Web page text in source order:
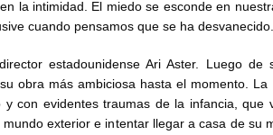
la intimidad. El miedo se esconde en
cuando pensamos que se ha desvanecido.
estadounidense Ari Aster. Luego de
obra más ambiciosa hasta el momento.
con evidentes traumas de la infancia, que
exterior e intentar llegar a casa de su